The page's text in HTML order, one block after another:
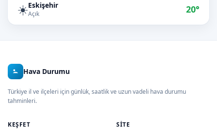
☀️Eskişehir
Açık 20°
Hava Durumu
Türkiye il ve ilçeleri için günlük, saatlik ve uzun vadeli hava durumu
tahminleri.
KEŞFET SITE